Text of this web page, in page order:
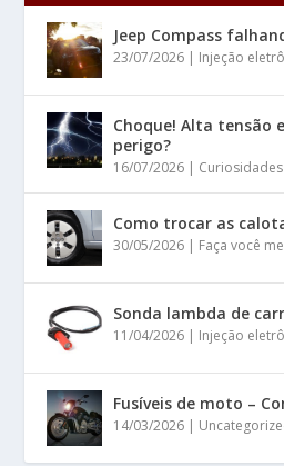
Jeep Compass
23/07/2026 | Injeção
Choque! Alta tensão
perigo?
16/07/2026 |
Como trocar as
30/05/2026 | Faça você
Sonda lambda de
11/04/2026 | Injeção
Fusíveis de moto –
14/03/2026 |